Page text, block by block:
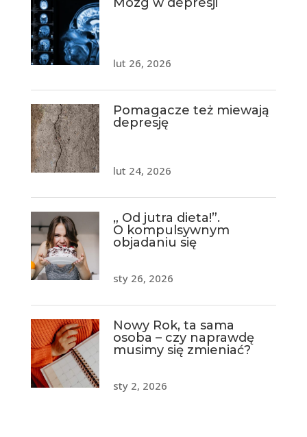
lut 26, 2026
Pomagacze też miewają
depresję
lut 24, 2026
„ Od jutra dieta!”.
O kompulsywnym
objadaniu się
sty 26, 2026
Nowy Rok, ta sama
osoba – czy naprawdę
musimy się zmieniać?
sty 2, 2026